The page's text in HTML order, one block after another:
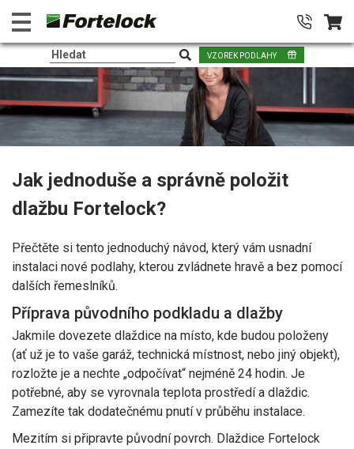
VZOREK PODLAHY
Jak jednoduše a správně položit
dlažbu Fortelock?
Přečtěte si tento jednoduchý návod, který vám usnadní
instalaci nové podlahy, kterou zvládnete hravě a bez pomocí
dalších řemeslníků.
Příprava původního podkladu a dlažby
Jakmile dovezete dlaždice na místo, kde budou položeny
(ať už je to vaše garáž, technická místnost, nebo jiný objekt),
rozložte je a nechte „odpočívat“ nejméně 24 hodin. Je
potřebné, aby se vyrovnala teplota prostředí a dlaždic.
Zamezíte tak dodatečnému pnutí v průběhu instalace.
Mezitím si připravte původní povrch. Dlaždice Fortelock